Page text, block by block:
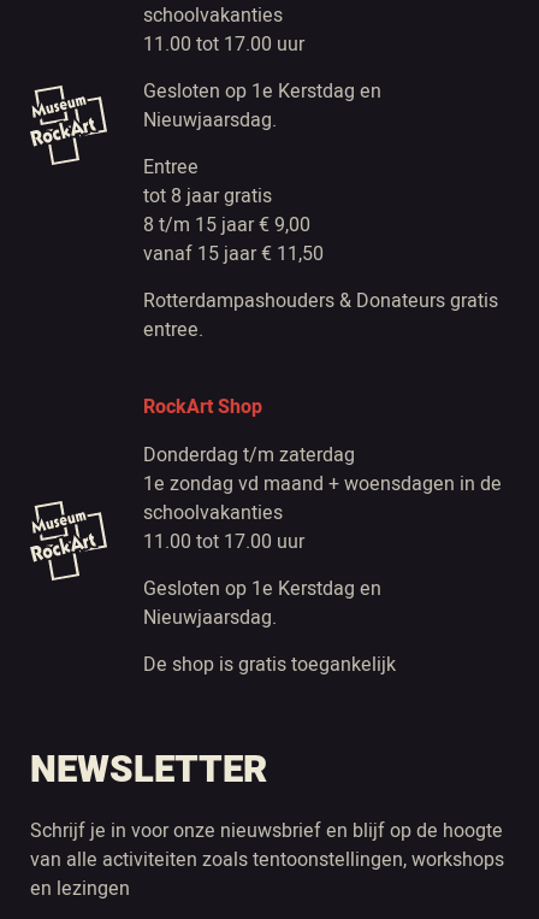
schoolvakanties
11.00 tot 17.00 uur
Gesloten op 1e Kerstdag en
Nieuwjaarsdag.
Entree
tot 8 jaar gratis
8 t/m 15 jaar € 9,00
vanaf 15 jaar € 11,50
Rotterdampashouders & Donateurs gratis
entree.
RockArt Shop
Donderdag t/m zaterdag
1e zondag vd maand + woensdagen in de
schoolvakanties
11.00 tot 17.00 uur
Gesloten op 1e Kerstdag en
Nieuwjaarsdag.
De shop is gratis toegankelijk
NEWSLETTER
Schrijf je in voor onze nieuwsbrief en blijf op de hoogte
van alle activiteiten zoals tentoonstellingen, workshops
en lezingen